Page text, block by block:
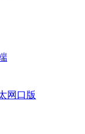
网口版